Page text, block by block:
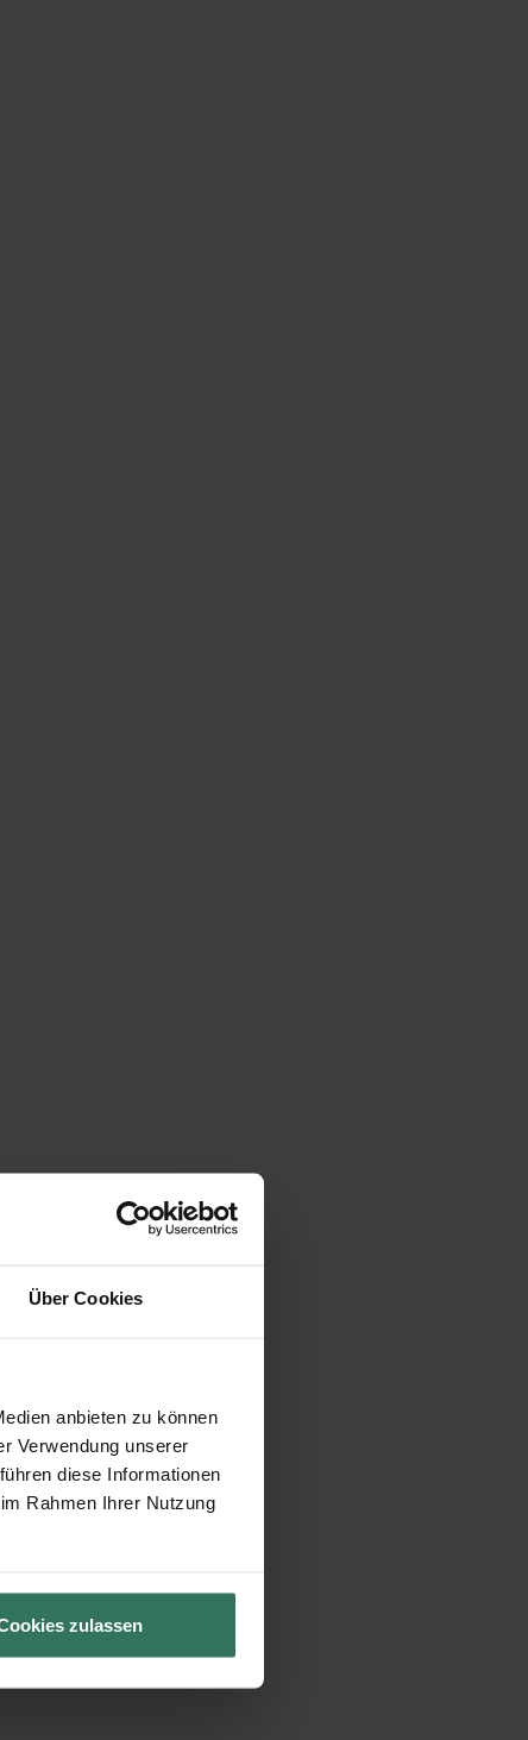
Über Cookies
anbieten zu können
Verwendung unserer
diese Informationen
Rahmen Ihrer Nutzung
zulassen